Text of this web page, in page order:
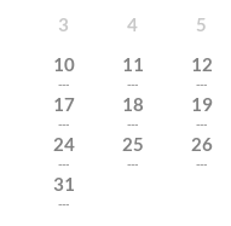
3
4 5
10
---
11
---
12
---
17
---
18
---
19
---
24
---
25
---
26
---
31
---